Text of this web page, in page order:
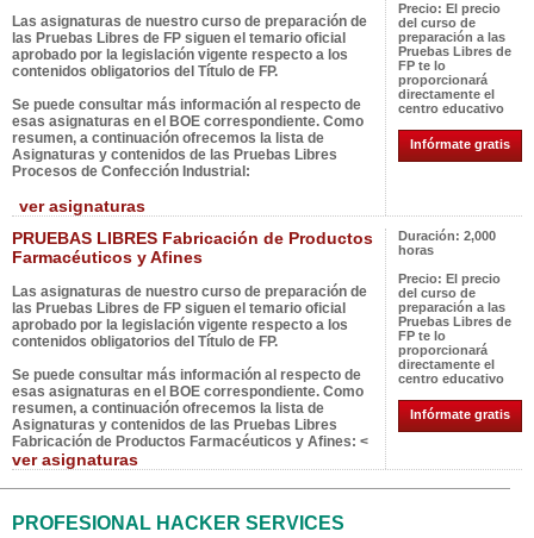
Las asignaturas de nuestro curso de preparación de
las Pruebas Libres de FP siguen el temario oficial
aprobado por la legislación vigente respecto a los
contenidos obligatorios del Título de FP.
Se puede consultar más información al respecto de
esas asignaturas en el BOE correspondiente. Como
resumen, a continuación ofrecemos la lista de
Asignaturas y contenidos de las Pruebas Libres
Procesos de Confección Industrial:
ver asignaturas
Precio: El precio
del curso de
preparación a las
Pruebas Libres de
FP te lo
proporcionará
directamente el
centro educativo
Infórmate gratis
PRUEBAS LIBRES Fabricación de Productos
Farmacéuticos y Afines
Las asignaturas de nuestro curso de preparación de
las Pruebas Libres de FP siguen el temario oficial
aprobado por la legislación vigente respecto a los
contenidos obligatorios del Título de FP.
Se puede consultar más información al respecto de
esas asignaturas en el BOE correspondiente. Como
resumen, a continuación ofrecemos la lista de
Asignaturas y contenidos de las Pruebas Libres
Fabricación de Productos Farmacéuticos y Afines: <
ver asignaturas
Duración: 2,000
horas
Precio: El precio
del curso de
preparación a las
Pruebas Libres de
FP te lo
proporcionará
directamente el
centro educativo
Infórmate gratis
PROFESIONAL HACKER SERVICES